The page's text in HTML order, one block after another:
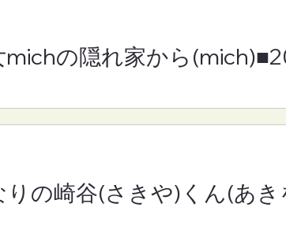
michの隠れ家から
りの崎谷(さきや)くん(あ